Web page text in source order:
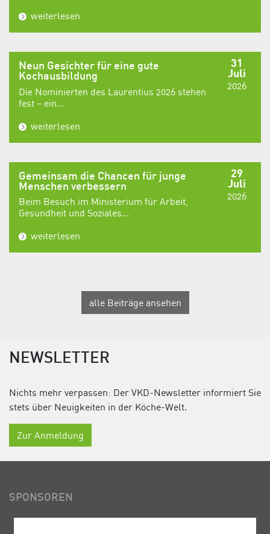
weiterlesen
31
Juli
2026
Neun Gesichter für eine gute
Kochausbildung
Die Nominierten des Laurentius 2026 stehen
fest – ein...
weiterlesen
29
Juli
2026
Gemeinsam die Chancen für junge
Menschen verbessern
Beim Besuch im Ministerium für Arbeit,
Gesundheit und Soziales...
weiterlesen
alle Beiträge ansehen
NEWSLETTER
Nichts mehr verpassen: Der VKD-Newsletter informiert Sie
stets über Neuigkeiten in der Köche-Welt.
Zur Anmeldung
SPONSOREN